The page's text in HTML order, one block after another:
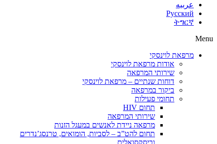
عربيه
Русский
ትግርኛ
Menu
מרפאת לוינסקי
אודות מרפאת לוינסקי
שירותי המרפאה
דוחות שנתיים – מרפאת לוינסקי
ביקור במרפאה
תחומי פעילות
תחום HIV
שירותי המרפאה
מרפאה ניידת לאנשים במעגל הזנות
תחום להט”ב – לסביות, הומואים, טרנסג’נדרים
וביסקסואלים